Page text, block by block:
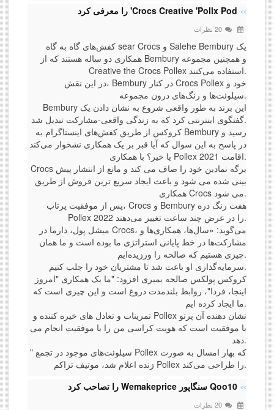
Crocs Creative 'Pollx Pod' را معرفی کرد
20 نظرات
کفش‌های گاه به گاه sear Crocs و Salehe Bembury یک
همکاری دو ساله هستند که از Bembury و همچنین مجموعه
Creative the Crocs Pollex استفاده می‌کنند.
در این نقش، Bembury در کنار Crocs Pollex خود و
سیلوئت‌ها و رنگ‌های درون مجموعه.
Bembury این برند به طور واقعی شروع به نشان دادن یک
گفتگوی اینترنتی کرد که به زندگی واقعی-مشارکت تبدیل شد.
کروکس از طریق کفش‌های اینستاگرام به Bembury رسید و
در پاسخ به این سوال که آیا قبر بر یک همکاری نشخوار می‌کند
یا خیر؟ با همکاری Pollex اقامت 2021.
Crocs برگه نمادین خود را صاف می کند و مانع از انتشار پیش
بینی شده می شود و باعث ایجاد سریع ترین فروش از طریق
همکاری Crocs می شود.
پس از موفقیت پرتاب، Crocs و Bembury هفت رنگ دره
Pollex 2022 را در عرض چند ساعت تغییر می‌دهند.
میشل پول، دارما در Crocs، می‌گوید: «سال‌ها، همکاری‌ها و
مشارکت‌ها در خط پایانی استراتژی ما بوده است و ما همان
چیزی هستیم که صالحه را ورزیده‌ایم.
سرمایه‌گذاری او باعث شد تا مشتریان خود را جلب کنیم.
کروکس پولکس صالحه بمبری افزود: "ما یک همکاری "امروز
اینجا، فردا"، روابط بلندمدت دروغ است و این چیزی است که
ما ایجاد کرده ایم.
تمرینات و تعادل های خیره کننده و Pollex نشان دهنده آن پرتو
با موفقیت است که هویت کراسی من را با موفقیت انجام می
دهد.
" سیلوئت‌های موجود در تجمع Pollex که بهار امسال به صورت
زنده اعلام شد، موتیف تراکم Pollex را طراحی می‌کند.
Qoo10 سنگاپور Wemakeprice را تصاحب کرد
20 نظرات